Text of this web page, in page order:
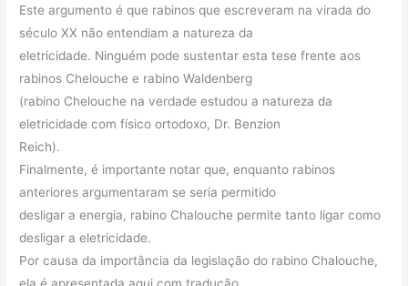
Este argumento é que rabinos que escreveram na virada do
século XX não entendiam a natureza da
eletricidade. Ninguém pode sustentar esta tese frente aos
rabinos Chelouche e rabino Waldenberg
(rabino Chelouche na verdade estudou a natureza da
eletricidade com físico ortodoxo, Dr. Benzion
Reich).
Finalmente, é importante notar que, enquanto rabinos
anteriores argumentaram se seria permitido
desligar a energia, rabino Chalouche permite tanto ligar como
desligar a eletricidade.
Por causa da importância da legislação do rabino Chalouche,